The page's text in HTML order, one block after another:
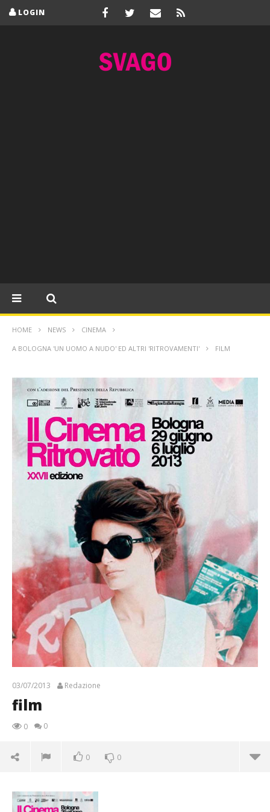
LOGIN
HOME NEWS CINEMA
A BOLOGNA 'UN UOMO A NUDO' ED ALTRI 'RITROVAMENTI' FILM
03/07/2013 Redazione
film
0 0
0 0
03/07/2013